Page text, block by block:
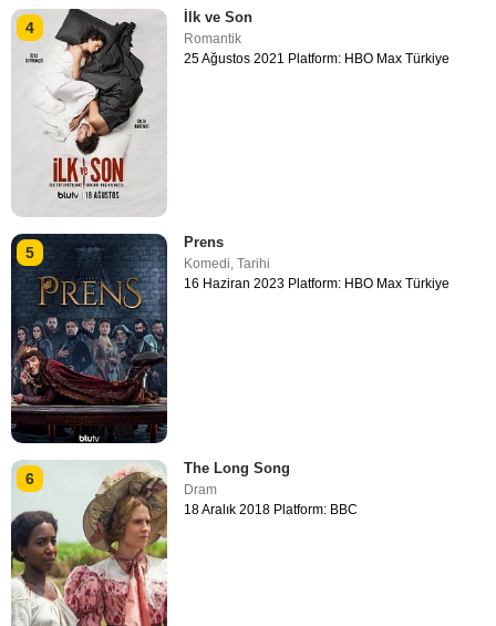
4
İlk ve Son
Romantik
25 Ağustos 2021 Platform: HBO Max Türkiye
5
Prens
Komedi,Tarihi
16 Haziran 2023 Platform: HBO Max Türkiye
6
The Long Song
Dram
18 Aralık 2018 Platform: BBC